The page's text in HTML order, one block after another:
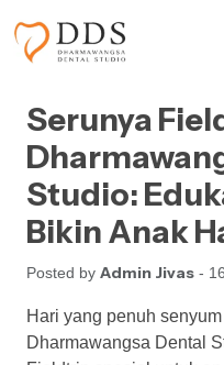
Serunya
Studio:
Bikin Anak
Posted by Admin Jivas -
Hari yang penuh
Dharmawangsa Dental